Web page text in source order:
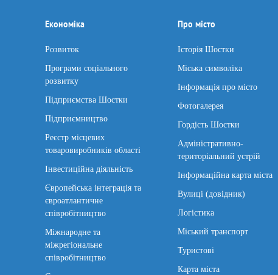
Економіка
Розвиток
Програми соціального
розвитку
Підприємства Шостки
Підприємництво
Реєстр місцевих
товаровиробників області
Інвестиційна діяльність
Європейська інтеграція та
євроатлантичне
співробітництво
Міжнародне та
міжрегіональне
співробітництво
Про місто
Історія Шостки
Міська символіка
Інформація про місто
Фотогалерея
Гордість Шостки
Адміністративно-
територіальний устрій
Інформаційна карта міста
Вулиці (довідник)
Логістика
Міський транспорт
Туристові
Карта міста